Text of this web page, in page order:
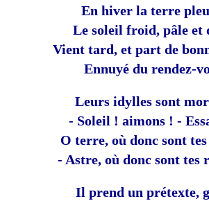
En hiver la terre
Le soleil froid, pâle et
Vient tard, et part de
Ennuyé du rendez-
Leurs idylles sont
- Soleil ! aimons ! -
O terre, où donc sont tes
- Astre, où donc sont tes
Il prend un prétexte,